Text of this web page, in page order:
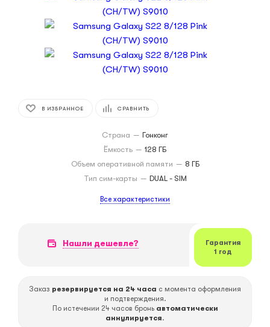
В ИЗБРАННОЕ СРАВНИТЬ
Страна — Гонконг
Ёмкость — 128 ГБ
Объем оперативной памяти — 8 ГБ
Тип сим-карты — DUAL - SIM
Все характеристики
Нашли дешевле?
Гарантия
1 год
Заказ резервируется на 24 часа с момента оформления
и подтверждения.
По истечении 24 часов бронь автоматически
аннулируется.